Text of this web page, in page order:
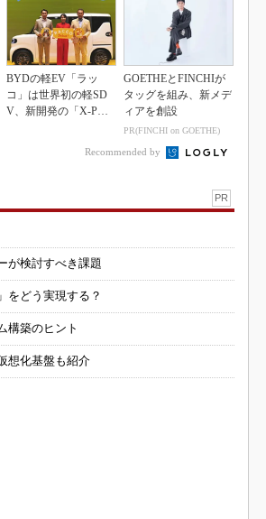
BYDの軽EV「ラッ
コ」は世界初の軽SD
V、新開発の「X-PAC
GOETHEとFINCHIが
タッグを組み、新メデ
ィアを創設
PR(FINCHI on GOETHE)
Recommended by
PR
が検討すべき課題
をどう実現する？
構築のヒント
想化基盤も紹介